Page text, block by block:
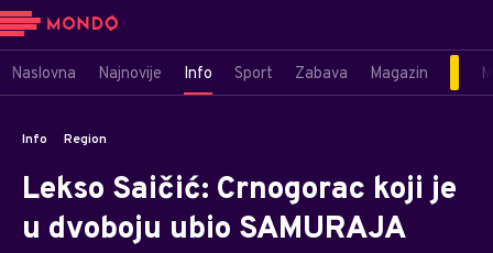
Naslovna Najnovije Info Sport Zabava Magazin
Info Region
Lekso Saičić: Crnogorac koji je
u dvoboju ubio SAMURAJA